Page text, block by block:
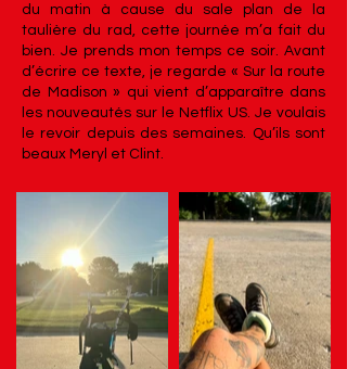
du matin à cause du sale plan de la
taulière du rad, cette journée m’a fait du
bien. Je prends mon temps ce soir. Avant
d’écrire ce texte, je regarde « Sur la route
de Madison » qui vient d’apparaître dans
les nouveautés sur le Netflix US. Je voulais
le revoir depuis des semaines. Qu’ils sont
beaux Meryl et Clint.